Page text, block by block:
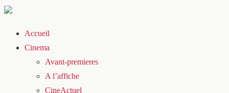
Accueil
Cinema
Avant-premieres
A l’affiche
CineActuel